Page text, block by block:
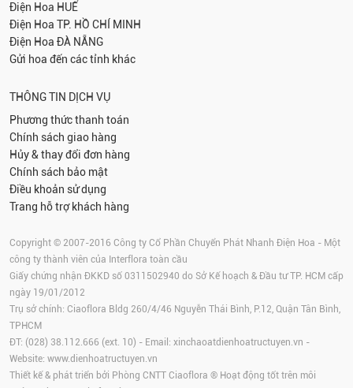
Điện Hoa HUẾ
Điện Hoa TP. HỒ CHÍ MINH
Điện Hoa ĐÀ NẴNG
Gửi hoa đến các tỉnh khác
THÔNG TIN DỊCH VỤ
Phương thức thanh toán
Chính sách giao hàng
Hủy & thay đổi đơn hàng
Chính sách bảo mật
Điều khoản sử dụng
Trang hỗ trợ khách hàng
Copyright © 2007-2016 Công ty Cổ Phần Chuyển Phát Nhanh Điện Hoa - Một
công ty thành viên của Interflora toàn cầu
Giấy chứng nhận ĐKKD số 0311502940 do Sở Kế hoạch & Đầu tư TP. HCM cấp
ngày 19/01/2012
Trụ sở chính: Ciaoflora Bldg 260/4/46 Nguyễn Thái Bình, P.12, Quận Tân Bình,
TPHCM
ĐT: (028) 38.112.666 (ext. 10) - Email: xinchaoatdienhoatructuyen.vn -
Website: www.dienhoatructuyen.vn
Thiết kế & phát triển bởi Phòng CNTT Ciaoflora ® Hoạt động tốt trên môi